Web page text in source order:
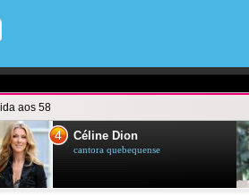
aos 58
4 Céline Dion
cantora quebequense